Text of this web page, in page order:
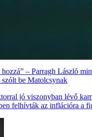
hozzá” – Parragh László
szólt be Matolcsynak
jó viszonyban lévő
felhívták az inflációra a